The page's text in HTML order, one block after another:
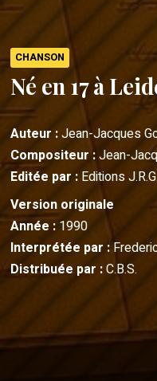
CHANSON
Né en 17 à
Auteur :Jean-Jacques
Compositeur :Jean-
Editée par :Editions J.R.G.
Version originale
Année :1990
Interprétée par :
Distribuée par :C.B.S.